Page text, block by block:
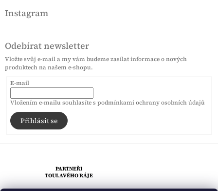
Instagram
Odebírat newsletter
Vložte svůj e-mail a my vám budeme zasílat informace o nových
produktech na našem e-shopu.
E-mail
Vložením e-mailu souhlasíte s podmínkami ochrany osobních údajů
Přihlásit se
PARTNEŘI
TOULAVÉHO RÁJE